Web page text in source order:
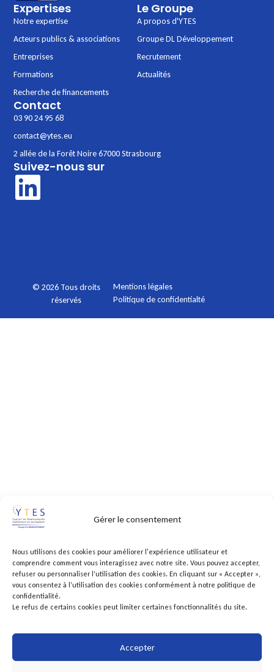
Gérer le consentement
Nous utilisons des cookies pour améliorer l'expérience utilisateur et
comprendre comment vous interagissez avec notre site. Vous pouvez accepter,
refuser ou personnaliser l’utilisation des cookies. En cliquant sur « Accepter »,
vous consentez à l’utilisation des cookies conformément à notre politique de
confidentialité.
Le refus de certains cookies peut limiter certaines fonctionnalités du site.
Accepter
Expertises
Notre expertise
Acteurs publics & associations
Entreprises
Formations
Recherche de financements
Le Groupe
A propos d'YTES
Groupe DL Développement
Recrutement
Actualités
Contact
03 90 24 95 68
contact@ytes.eu
2 allée de la Forêt Noire 67000 Strasbourg
Suivez-nous sur
© 2026 Tous droits
réservés
Mentions légales
Politique de confidentialté